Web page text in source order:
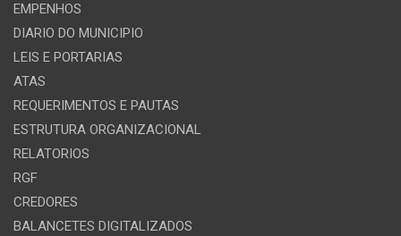
EMPENHOS
DIARIO DO MUNICIPIO
LEIS E PORTARIAS
ATAS
REQUERIMENTOS E PAUTAS
ESTRUTURA ORGANIZACIONAL
RELATORIOS
RGF
CREDORES
BALANCETES DIGITALIZADOS